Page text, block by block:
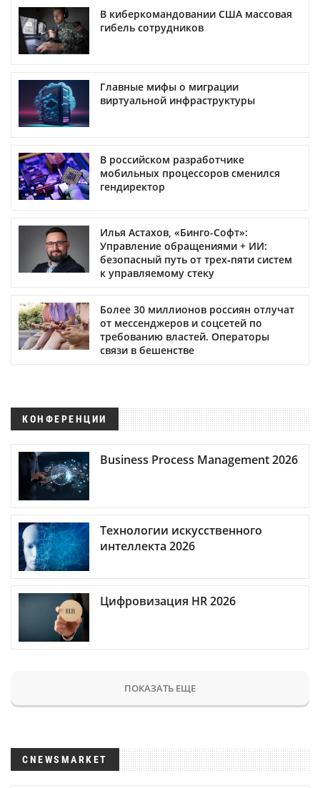
В киберкомандовании США массовая
гибель сотрудников
Главные мифы о миграции
виртуальной инфраструктуры
В российском разработчике
мобильных процессоров сменился
гендиректор
Илья Астахов, «Бинго-Софт»:
Управление обращениями + ИИ:
безопасный путь от трех‑пяти систем
к управляемому стеку
Более 30 миллионов россиян отлучат
от мессенджеров и соцсетей по
требованию властей. Операторы
связи в бешенстве
КОНФЕРЕНЦИИ
Business Process Management 2026
Технологии искусственного
интеллекта 2026
Цифровизация HR 2026
ПОКАЗАТЬ ЕЩЕ
CNEWSMARKET